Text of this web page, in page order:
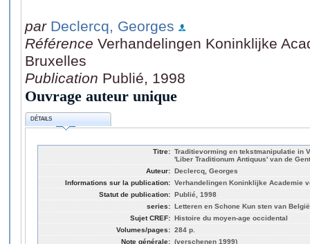
par Declercq, Georges
Référence Verhandelingen Koninklijke
Bruxelles
Publication Publié, 1998
Ouvrage auteur unique
DÉTAILS
Titre: Traditievorming en tekstmanipulatie in
'Liber Traditionum Antiquus' van de
Auteur: Declercq, Georges
Informations sur la publication: Verhandelingen Koninklijke Academie
Statut de publication: Publié, 1998
series: Letteren en Schone Kun sten van
Sujet CREF: Histoire du moyen-age occidental
Volumes/pages: 284 p.
Note générale: (verschenen 1999)